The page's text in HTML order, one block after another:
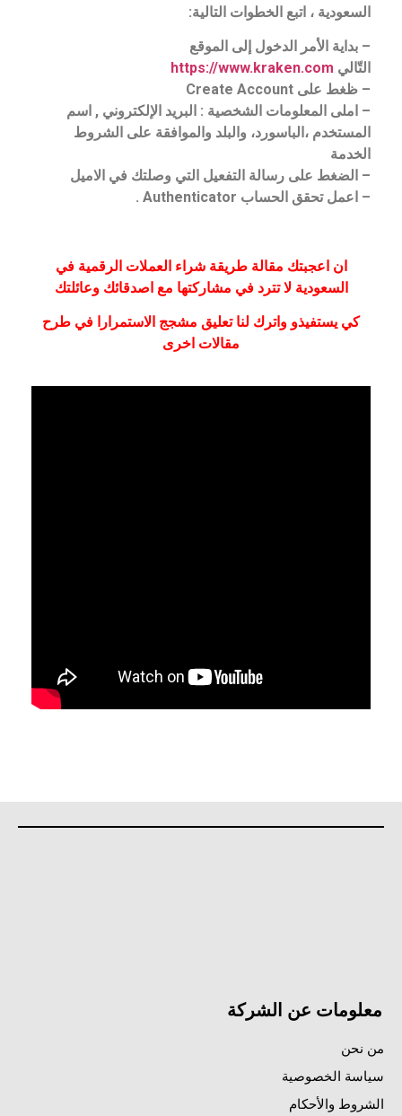
السعودية ، اتبع الخطوات التالية:
– بداية الأمر الدخول إلى الموقع
التّالي https://www.kraken.com
– ظغط على Create Account
– املى المعلومات الشخصية : البريد الإلكتروني , اسم
المستخدم ،الباسورد، والبلد والموافقة على الشروط
الخدمة
– الضغط على رسالة التفعيل التي وصلتك في الاميل
– اعمل تحقق الحساب Authenticator .
ان اعجبتك مقالة طريقة شراء العملات الرقمية في
السعودية لا تترد في مشاركتها مع اصدقائك وعائلتك
كي يستفيذو واترك لنا تعليق مشجج الاستمرارا في طرح
مقالات اخرى
معلومات عن الشركة
من نحن
سياسة الخصوصية
الشروط والأحكام